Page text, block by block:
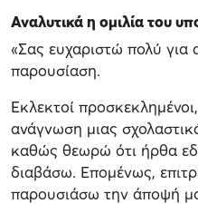
Αναλυτικά η ομιλία του
«Σας ευχαριστώ πολύ για
παρουσίαση.
Εκλεκτοί
ανάγνωση μιας
καθώς θεωρώ ότι ήρθα
διαβάσω. Επομένως,
παρουσιάσω την άποψή